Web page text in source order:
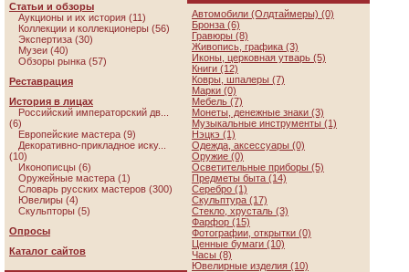
Статьи и обзоры
Аукционы и их история (11)
Коллекции и коллекционеры (56)
Экспертиза (30)
Музеи (40)
Обзоры рынка (57)
Реставрация
История в лицах
Российский императорский дв...
(6)
Европейские мастера (9)
Декоративно-прикладное иску...
(10)
Иконописцы (6)
Оружейные мастера (1)
Словарь русских мастеров (300)
Ювелиры (4)
Скульпторы (5)
Опросы
Каталог сайтов
Автомобили (Олдтаймеры) (0)
Бронза (6)
Гравюры (8)
Живопись, графика (3)
Иконы, церковная утварь (5)
Книги (12)
Ковры, шпалеры (7)
Марки (0)
Мебель (7)
Монеты, денежные знаки (3)
Музыкальные инструменты (1)
Нэцкэ (1)
Одежда, аксессуары (0)
Оружие (0)
Осветительные приборы (5)
Предметы быта (14)
Серебро (1)
Скульптура (17)
Стекло, хрусталь (3)
Фарфор (15)
Фотографии, открытки (0)
Ценные бумаги (10)
Часы (8)
Ювелирные изделия (10)